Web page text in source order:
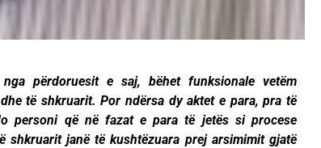
përdoruesit e saj, bëhet funksionale vetëm
të shkruarit. Por ndërsa dy aktet e para, pra të
personi që në fazat e para të jetës si procese
janë të kushtëzuara prej arsimimit gjatë